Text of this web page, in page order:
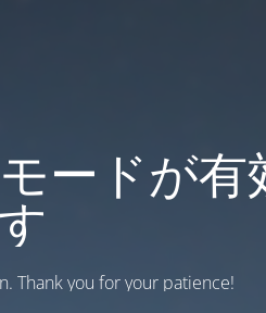
ードが有
す
Thank you for your patience!